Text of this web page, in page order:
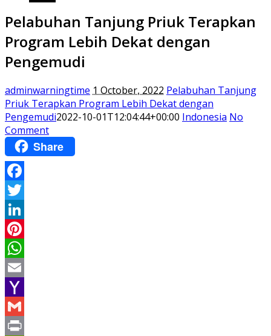
Pelabuhan Tanjung Priuk Terapkan
Program Lebih Dekat dengan
Pengemudi
adminwarningtime 1 October, 2022 Pelabuhan Tanjung
Priuk Terapkan Program Lebih Dekat dengan
Pengemudi2022-10-01T12:04:44+00:00 Indonesia No
Comment
Share
Facebook
Twitter
LinkedIn
Pinterest
WhatsApp
Email
Yahoo
Mail
Gmail